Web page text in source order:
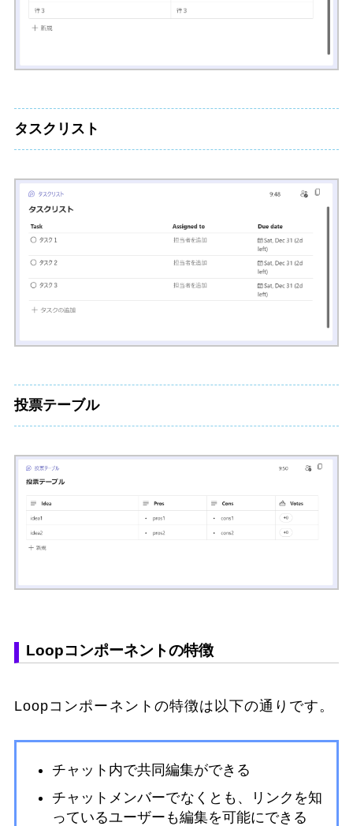
タスクリスト
投票テーブル
Loopコンポーネントの特徴
Loopコンポーネントの特徴は以下の通りです。
チャット内で共同編集ができる
チャットメンバーでなくとも、リンクを知
っているユーザーも編集を可能にできる